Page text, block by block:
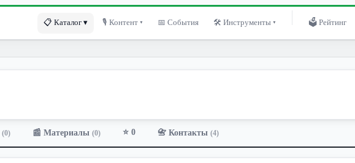
📋 Каталог ▾ 🎙 Контент ▾ 📅 События 🛠 Инструменты ▾ 🗳 Рейтинг
(0) 📰 Материалы (0) ⭐ 0 📇 Контакты (4)